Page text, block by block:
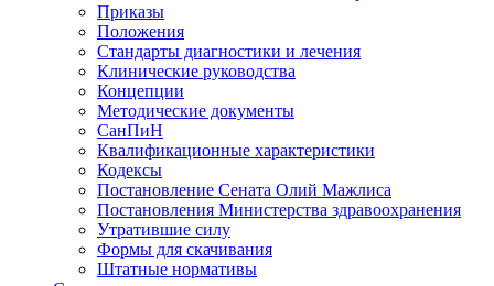
Приказы
Положения
Стандарты диагностики и лечения
Клинические руководства
Концепции
Методические документы
СанПиН
Квалификационные характеристики
Кодексы
Постановление Сената Олий Мажлиса
Постановления Министерства здравоохранения
Утратившие силу
Формы для скачивания
Штатные нормативы